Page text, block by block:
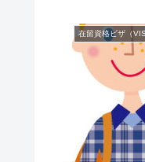
在留資格ビザ（